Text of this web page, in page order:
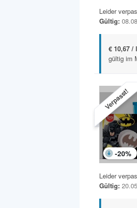
Leider
Gültig:
€ 10,67 /
gültig im
Verpasst!
-20%
Leider
Gültig: